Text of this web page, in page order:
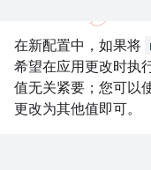
在新配置中，如果将
希望在应用更改时执
值无关紧要；您可以
更改为其他值即可。